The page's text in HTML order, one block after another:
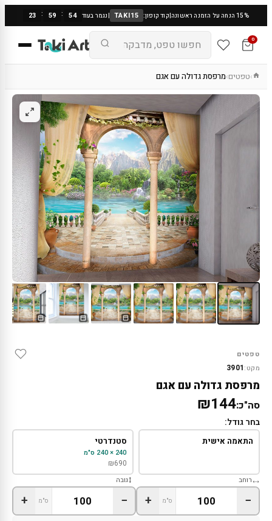
15% הנחה על הזמנה ראשונה |קוד קופון: TAKI15
|נגמר בעוד 23 : 59 : 53
0
›טפטים›מרפסת גדולה עם אגם
טפטים
מקט:3901
מרפסת גדולה עם אגם
סה"כ:₪144
בחר גודל:
התאמה אישית סטנדרטי
240 × 240 ס"מ
₪690
רוחב
− ס"מ +
גובה
− ס"מ +